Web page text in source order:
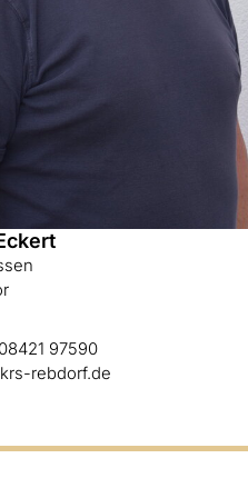
08421 97590
rebdorf.de